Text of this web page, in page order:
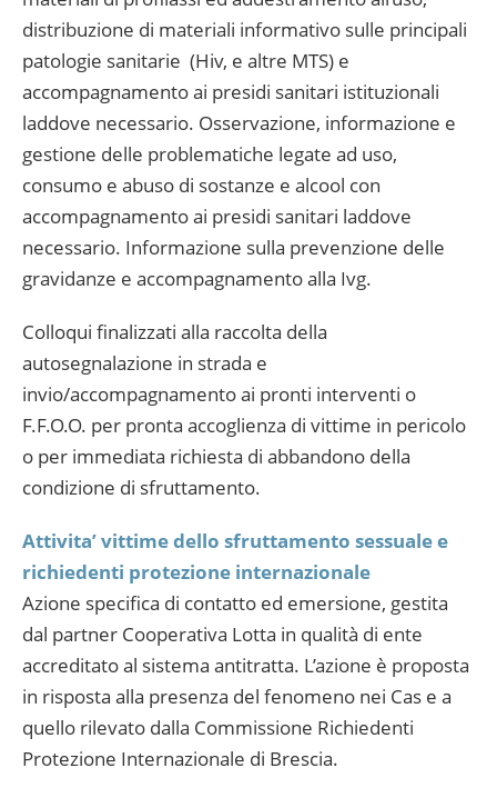
distribuzione di materiali informativo sulle principali
patologie sanitarie (Hiv, e altre MTS) e
accompagnamento ai presidi sanitari istituzionali
laddove necessario. Osservazione, informazione e
gestione delle problematiche legate ad uso,
consumo e abuso di sostanze e alcool con
accompagnamento ai presidi sanitari laddove
necessario. Informazione sulla prevenzione delle
gravidanze e accompagnamento alla Ivg.
Colloqui finalizzati alla raccolta della
autosegnalazione in strada e
invio/accompagnamento ai pronti interventi o
F.F.O.O. per pronta accoglienza di vittime in pericolo
o per immediata richiesta di abbandono della
condizione di sfruttamento.
Attivita’ vittime dello sfruttamento sessuale e
richiedenti protezione internazionale
Azione specifica di contatto ed emersione, gestita
dal partner Cooperativa Lotta in qualità di ente
accreditato al sistema antitratta. L’azione è proposta
in risposta alla presenza del fenomeno nei Cas e a
quello rilevato dalla Commissione Richiedenti
Protezione Internazionale di Brescia.